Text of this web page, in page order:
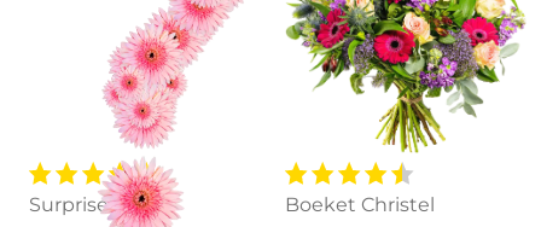
Surprise! Boeket Christel